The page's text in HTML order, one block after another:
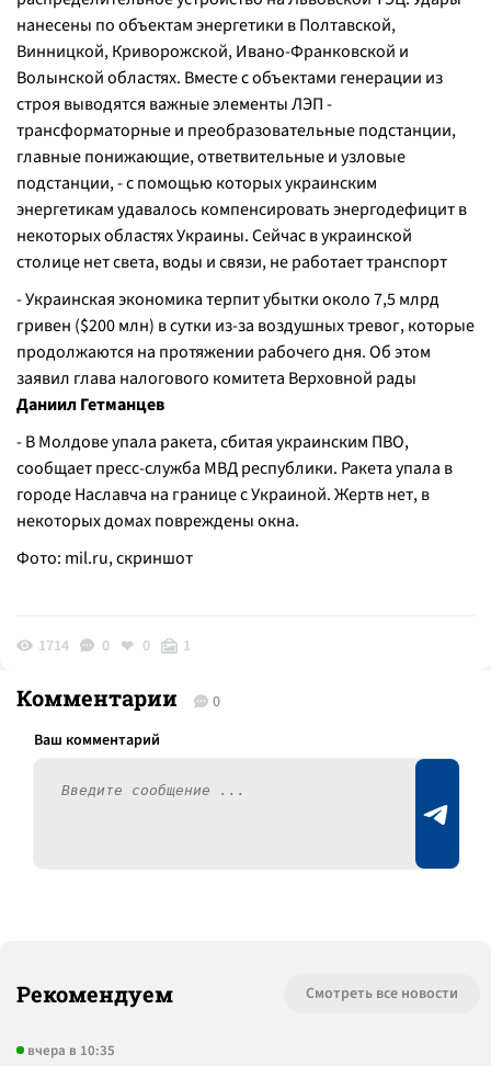
нанесены по объектам энергетики в Полтавской,
Винницкой, Криворожской, Ивано-Франковской и
Волынской областях. Вместе с объектами генерации из
строя выводятся важные элементы ЛЭП -
трансформаторные и преобразовательные подстанции,
главные понижающие, ответвительные и узловые
подстанции, - с помощью которых украинским
энергетикам удавалось компенсировать энергодефицит в
некоторых областях Украины. Сейчас в украинской
столице нет света, воды и связи, не работает транспорт
- Украинская экономика терпит убытки около 7,5 млрд
гривен ($200 млн) в сутки из-за воздушных тревог, которые
продолжаются на протяжении рабочего дня. Об этом
заявил глава налогового комитета Верховной рады
Даниил Гетманцев
- В Молдове упала ракета, сбитая украинским ПВО,
сообщает пресс-служба МВД республики. Ракета упала в
городе Наславча на границе с Украиной. Жертв нет, в
некоторых домах повреждены окна.
Фото: mil.ru, скриншот
1714 0 0 1
Комментарии 0
Рекомендуем Смотреть все новости
вчера в 10:35